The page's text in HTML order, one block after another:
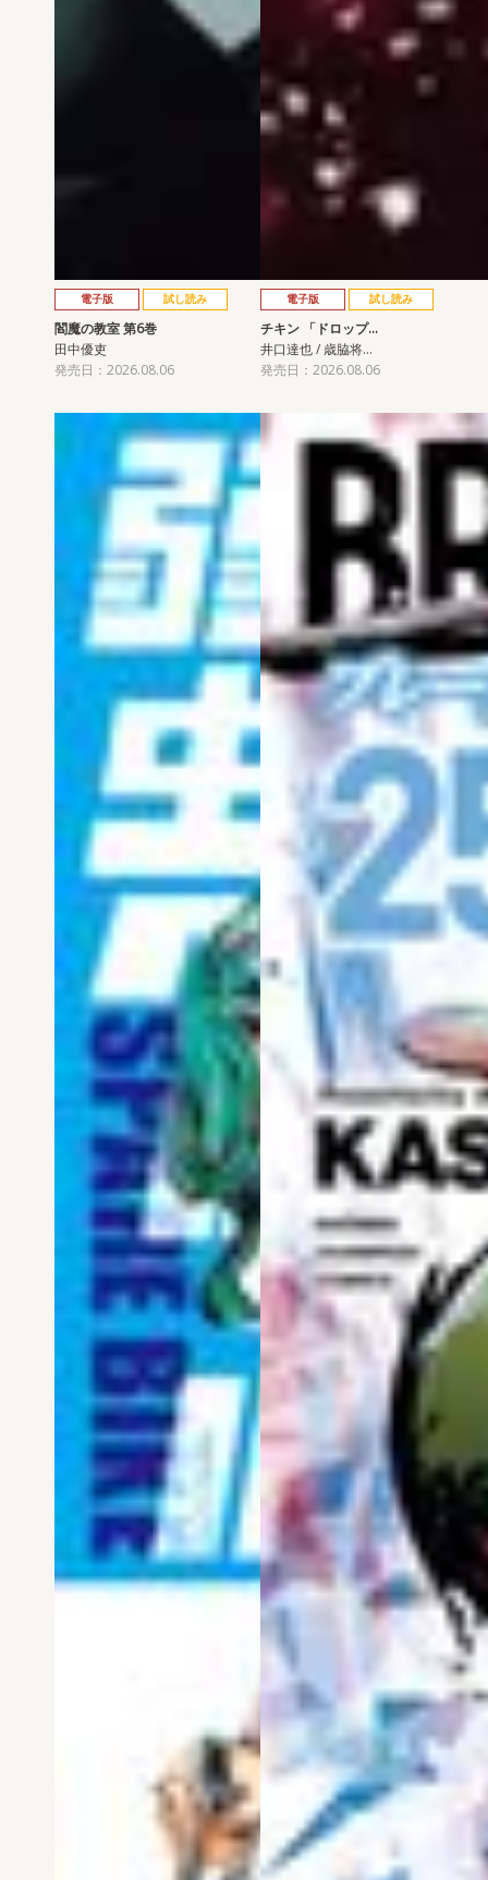
電子版 試し読み
閻魔の教室 第6巻
田中優吏
発売日：2026.08.06
電子版 試し読み
チキン 「ドロップ…
井口達也 / 歳脇将…
発売日：2026.08.06